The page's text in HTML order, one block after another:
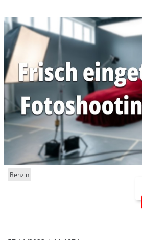
Benzin